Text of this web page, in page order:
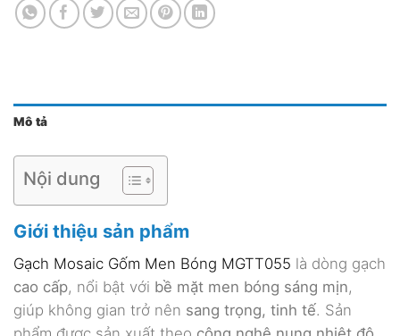
Mô tả
Nội dung
Giới thiệu sản phẩm
Gạch Mosaic Gốm Men Bóng MGTT055 là dòng gạch
cao cấp, nổi bật với bề mặt men bóng sáng mịn,
giúp không gian trở nên sang trọng, tinh tế. Sản